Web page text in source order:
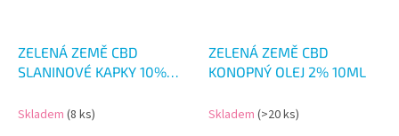
ZELENÁ ZEMĚ CBD
SLANINOVÉ KAPKY 10%
Skladem (8 ks)
ZELENÁ ZEMĚ CBD
KONOPNÝ OLEJ 2% 10ML
Skladem (>20 ks)